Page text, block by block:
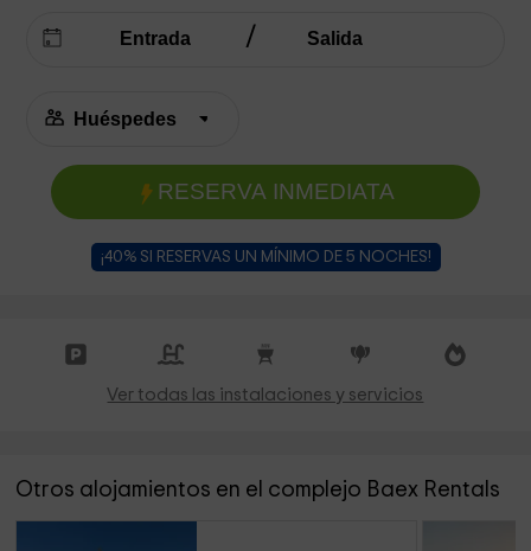
RESERVA INMEDIATA
¡40% SI RESERVAS UN MÍNIMO DE 5 NOCHES!
Ver todas las instalaciones y servicios
Otros alojamientos en el complejo Baex Rentals